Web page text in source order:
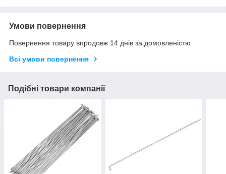
Умови повернення
Повернення товару впродовж 14 днів за домовленістю
Всі умови повернення
Подібні товари компанії